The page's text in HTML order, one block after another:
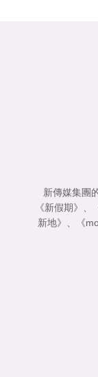
新傳媒集團
《新假期》 、
新地》 、 《